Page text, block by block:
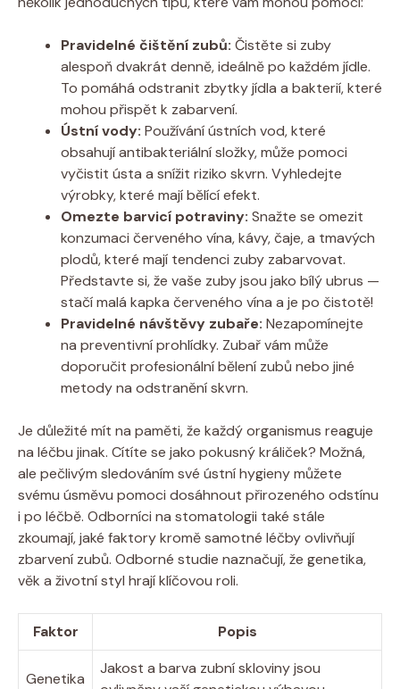
Pravidelné čištění zubů: Čistěte si zuby
alespoň dvakrát denně, ideálně po každém jídle.
To pomáhá odstranit zbytky jídla a bakterií, které
mohou přispět k zabarvení.
Ústní vody: Používání ústních vod, které
obsahují antibakteriální složky, může pomoci
vyčistit ústa a snížit riziko skvrn. Vyhledejte
výrobky, které mají bělící efekt.
Omezte barvicí potraviny: Snažte se omezit
konzumaci červeného vína, kávy, čaje, a tmavých
plodů, které mají tendenci zuby zabarvovat.
Představte si, že vaše zuby jsou jako bílý ubrus —
stačí malá kapka červeného vína a je po čistotě!
Pravidelné návštěvy zubaře: Nezapomínejte
na preventivní prohlídky. Zubař vám může
doporučit profesionální bělení zubů nebo jiné
metody na odstranění skvrn.
Je důležité mít na paměti, že každý organismus reaguje
na léčbu jinak. Cítíte se jako pokusný králiček? Možná,
ale pečlivým sledováním své ústní hygieny můžete
svému úsměvu pomoci dosáhnout přirozeného odstínu
i po léčbě. Odborníci na stomatologii také stále
zkoumají, jaké faktory kromě samotné léčby ovlivňují
zbarvení zubů. Odborné studie naznačují, že genetika,
věk a životní styl hrají klíčovou roli.
Faktor Popis
Genetika
Jakost a barva zubní skloviny jsou